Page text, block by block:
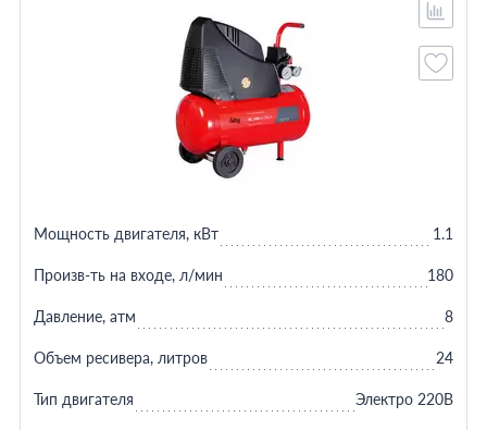
Мощность двигателя, кВт 1.1
Произв-ть на входе, л/мин 180
Давление, атм 8
Объем ресивера, литров 24
Тип двигателя Электро 220В